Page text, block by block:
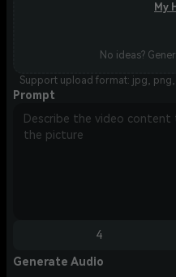
My
No ideas?
Support upload format: jpg,
Prompt
4
Generate Audio